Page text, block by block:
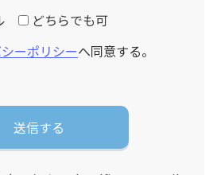
どちらでも可
ーポリシーへ同意する。